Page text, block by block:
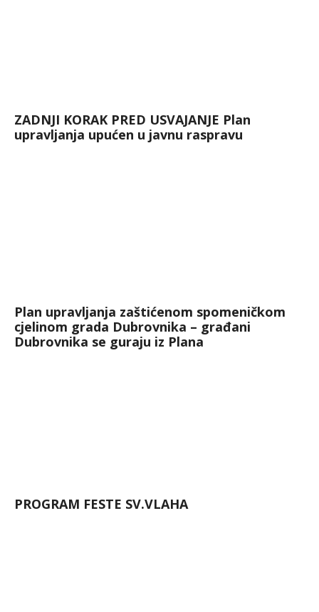
ZADNJI KORAK PRED USVAJANJE Plan
upravljanja upućen u javnu raspravu
Plan upravljanja zaštićenom spomeničkom
cjelinom grada Dubrovnika – građani
Dubrovnika se guraju iz Plana
PROGRAM FESTE SV.VLAHA